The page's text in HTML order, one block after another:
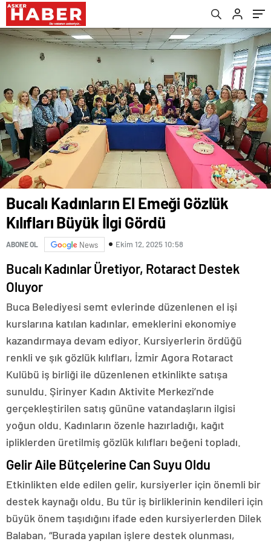
Bucalı Kadınların El Emeği Gözlük
Kılıfları Büyük İlgi Gördü
ABONE OL News Ekim 12, 2025 10:58
Bucalı Kadınlar Üretiyor, Rotaract Destek
Oluyor
Buca Belediyesi semt evlerinde düzenlenen el işi
kurslarına katılan kadınlar, emeklerini ekonomiye
kazandırmaya devam ediyor. Kursiyerlerin ördüğü
renkli ve şık gözlük kılıfları, İzmir Agora Rotaract
Kulübü iş birliği ile düzenlenen etkinlikte satışa
sunuldu. Şirinyer Kadın Aktivite Merkezi’nde
gerçekleştirilen satış gününe vatandaşların ilgisi
yoğun oldu. Kadınların özenle hazırladığı, kağıt
ipliklerden üretilmiş gözlük kılıfları beğeni topladı.
Gelir Aile Bütçelerine Can Suyu Oldu
Etkinlikten elde edilen gelir, kursiyerler için önemli bir
destek kaynağı oldu. Bu tür iş birliklerinin kendileri için
büyük önem taşıdığını ifade eden kursiyerlerden Dilek
Balaban, “Burada yapılan işlere destek olunması,